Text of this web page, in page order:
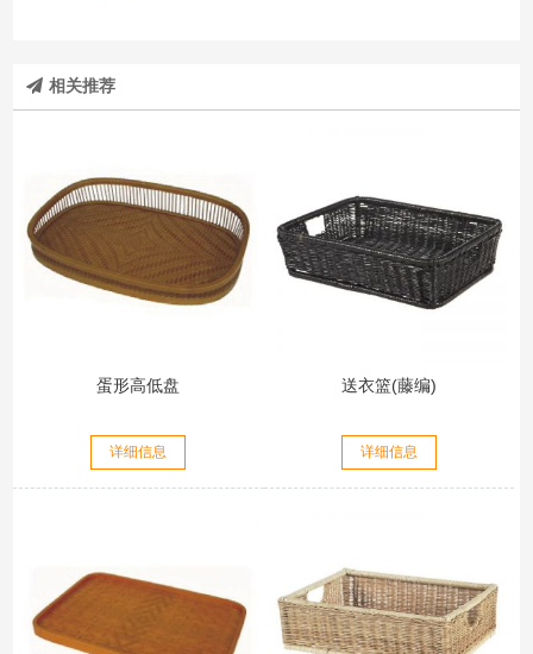
相关推荐
蛋形高低盘
详细信息
送衣篮(藤编)
详细信息